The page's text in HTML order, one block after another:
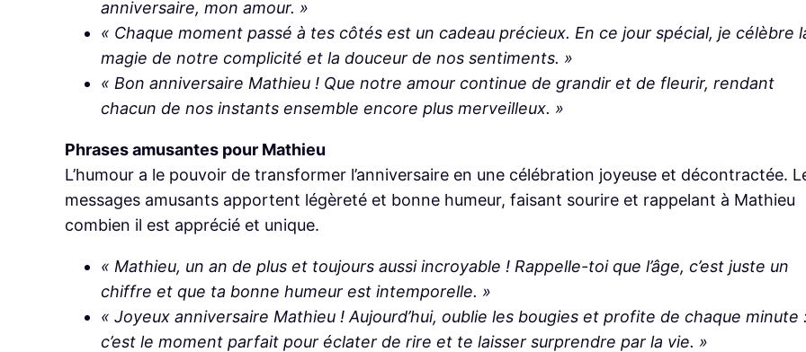
anniversaire, mon amour. »
« Chaque moment passé à tes côtés est un cadeau précieux. En ce jour spécial, je célèbre
magie de notre complicité et la douceur de nos sentiments. »
« Bon anniversaire Mathieu ! Que notre amour continue de grandir et de fleurir, rendant
chacun de nos instants ensemble encore plus merveilleux. »
Phrases amusantes pour Mathieu
L’humour a le pouvoir de transformer l’anniversaire en une célébration joyeuse et décontractée.
messages amusants apportent légèreté et bonne humeur, faisant sourire et rappelant à Mathieu
combien il est apprécié et unique.
« Mathieu, un an de plus et toujours aussi incroyable ! Rappelle-toi que l’âge, c’est juste un
chiffre et que ta bonne humeur est intemporelle. »
« Joyeux anniversaire Mathieu ! Aujourd’hui, oublie les bougies et profite de chaque minute :
c’est le moment parfait pour éclater de rire et te laisser surprendre par la vie. »